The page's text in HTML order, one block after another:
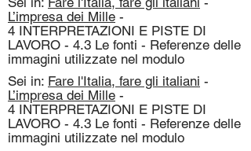
L’impresa dei Mille -
4 INTERPRETAZIONI E PISTE DI
LAVORO - 4.3 Le fonti - Referenze delle
immagini utilizzate nel modulo
Sei in: Fare l'Italia, fare gli italiani -
L’impresa dei Mille -
4 INTERPRETAZIONI E PISTE DI
LAVORO - 4.3 Le fonti - Referenze delle
immagini utilizzate nel modulo